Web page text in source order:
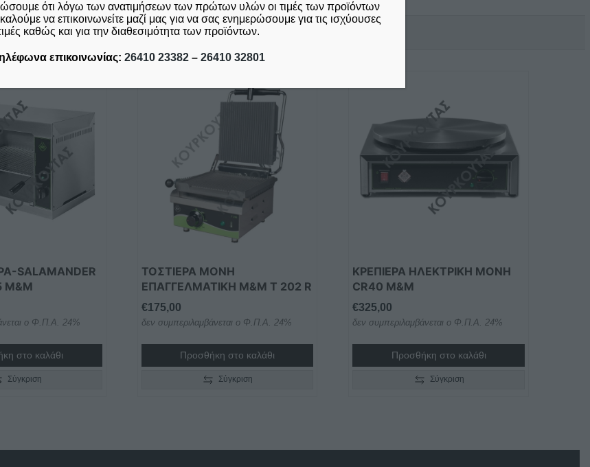
Σχετικά προϊόντα
SALAMANDER
M&M
ο Φ.Π.Α. 24%
στο καλάθι
Σύγκριση
ΤΟΣΤΙΕΡΑ ΜΟΝΗ
ΕΠΑΓΓΕΛΜΑΤΙΚΗ M&M Τ 202 R
€175,00
δεν συμπεριλαμβάνεται ο Φ.Π.Α. 24%
Προσθήκη στο καλάθι
Σύγκριση
ΚΡΕΠΙΕΡΑ ΗΛΕΚΤΡΙΚΗ ΜΟΝΗ
CR40 M&M
€325,00
δεν συμπεριλαμβάνεται ο Φ.Π.Α. 24%
Προσθήκη στο καλάθι
Σύγκριση
ότι λόγω των ανατιμήσεων των πρώτων υλών οι τιμές των προϊόντων
να επικοινωνείτε μαζί μας για να σας ενημερώσουμε για τις ισχύουσες
καθώς και για την διαθεσιμότητα των προϊόντων.
επικοινωνίας: 26410 23382– 26410 32801